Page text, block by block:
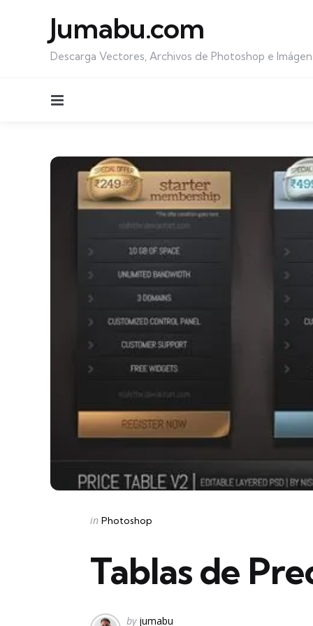
Jumabu.com
Descarga Vectores, Archivos de Photoshop e
Categories
Posted
in Photoshop
Tablas de
Posted
by jumabu